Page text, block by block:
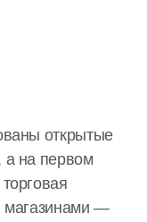
открытые
а на первом
магазинами —